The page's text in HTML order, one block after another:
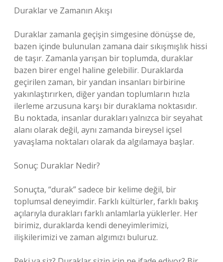
Duraklar ve Zamanın Akışı
Duraklar zamanla geçişin simgesine dönüşse de,
bazen içinde bulunulan zamana dair sıkışmışlık hissi
de taşır. Zamanla yarışan bir toplumda, duraklar
bazen birer engel haline gelebilir. Duraklarda
geçirilen zaman, bir yandan insanları birbirine
yakınlaştırırken, diğer yandan toplumların hızla
ilerleme arzusuna karşı bir duraklama noktasıdır.
Bu noktada, insanlar durakları yalnızca bir seyahat
alanı olarak değil, aynı zamanda bireysel içsel
yavaşlama noktaları olarak da algılamaya başlar.
Sonuç: Duraklar Nedir?
Sonuçta, “durak” sadece bir kelime değil, bir
toplumsal deneyimdir. Farklı kültürler, farklı bakış
açılarıyla durakları farklı anlamlarla yüklerler. Her
birimiz, duraklarda kendi deneyimlerimizi,
ilişkilerimizi ve zaman algımızı buluruz.